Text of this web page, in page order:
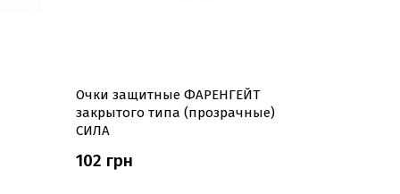
Очки защитные ФАРЕНГЕЙТ
закрытого типа (прозрачные)
СИЛА
102 грн